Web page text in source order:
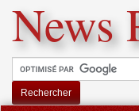
News
Rechercher